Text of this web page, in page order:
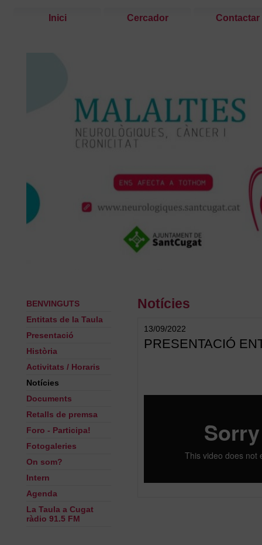
Inici Cercador Contactar
BENVINGUTS
Entitats de la Taula
Presentació
Història
Activitats / Horaris
Notícies
Documents
Retalls de premsa
Foro - Participa!
Fotogaleries
On som?
Intern
Agenda
La Taula a Cugat
ràdio 91.5 FM
Notícies
13/09/2022
PRESENTACIÓ